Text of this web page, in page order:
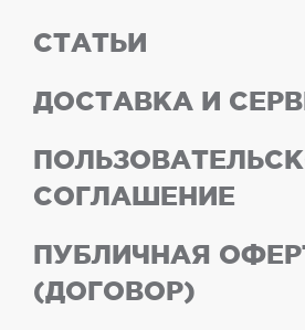
СТАТЬИ
ДОСТАВКА И
СОГЛАШЕНИЕ
ПУБЛИЧНАЯ
(ДОГОВОР)